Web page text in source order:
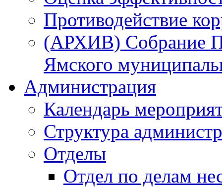
Противодействие
(АРХИВ) Собрание
Ямского
Администрация
Календарь
Структура
Отделы
Отдел по делам